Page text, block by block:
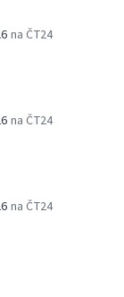
na ČT24
na ČT24
na ČT24